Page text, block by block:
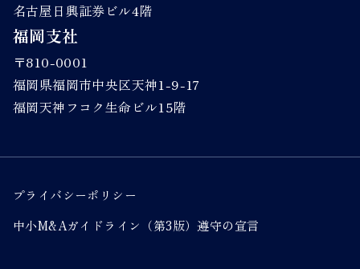
名古屋日興証券ビル4階
福岡支社
〒810-0001
福岡県福岡市中央区天神1-9-17
福岡天神フコク生命ビル15階
プライバシーポリシー
中小M&Aガイドライン（第3版）遵守の宣言